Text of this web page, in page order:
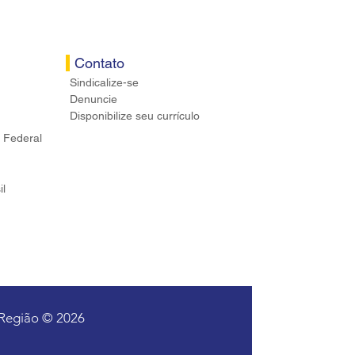
Federal
Contato
Sindicalize-se
Denuncie
Disponibilize seu currículo
© 2026